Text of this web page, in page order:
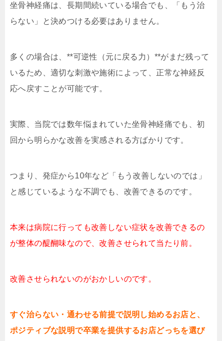
坐骨神経痛は、長期間続いている場合でも、「もう治
らない」と決めつける必要はありません。
多くの場合は、**可逆性（元に戻る力）**がまだ残って
いるため、適切な刺激や施術によって、正常な神経反
応へ戻すことが可能です。
実際、当院では数年悩まれていた坐骨神経痛でも、初
回から明らかな改善を実感される方ばかりです。
つまり、発症から10年など「もう改善しないのでは」
と感じているような不調でも、改善できるのです。
本来は病院に行っても改善しない症状を改善できるの
が整体の醍醐味なので、改善させられて当たり前。
改善させられないのがおかしいのです。
すぐ治らない・通わせる前提で説明し始めるお店と、
ポジティブな説明で卒業を提供するお店どっちを選び